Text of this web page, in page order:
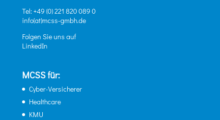
Tel: +49 (0) 221 820 089 0
info(at)mcss-gmbh.de
Folgen Sie uns auf
LinkedIn
MCSS für:
Cyber-Versicherer
Healthcare
KMU